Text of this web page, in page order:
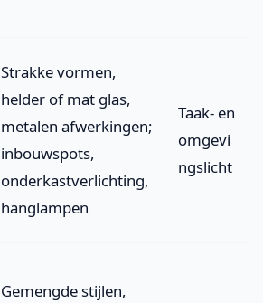
Strakke vormen,
helder of mat glas,
metalen afwerkingen;
inbouwspots,
onderkastverlichting,
hanglampen
Taak- en
omgevi
ngslicht
Gemengde stijlen,